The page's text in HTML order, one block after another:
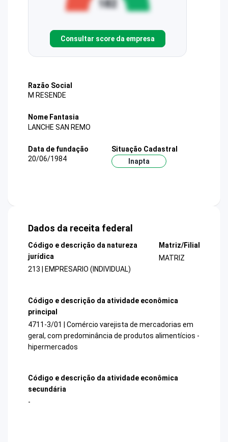
Consultar score da empresa
Razão Social
M RESENDE
Nome Fantasia
LANCHE SAN REMO
Data de fundação
20/06/1984
Situação Cadastral
Inapta
Dados da receita federal
Código e descrição da natureza
jurídica
213 | EMPRESARIO (INDIVIDUAL)
Matriz/Filial
MATRIZ
Código e descrição da atividade econômica
principal
4711-3/01 | Comércio varejista de mercadorias em
geral, com predominância de produtos alimentícios -
hipermercados
Código e descrição da atividade econômica
secundária
-